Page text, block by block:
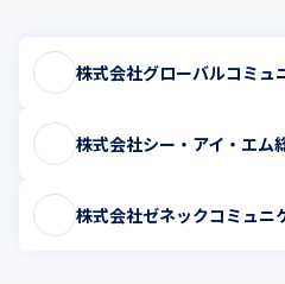
株式会社グローバルコミュ
株式会社シー・アイ・エム
株式会社ゼネックコミュニ